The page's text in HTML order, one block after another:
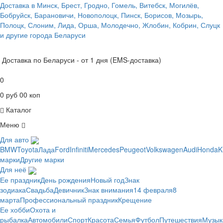
Доставка в Минск, Брест, Гродно, Гомель, Витебск, Могилёв,
Бобруйск, Барановичи, Новополоцк, Пинск, Борисов, Мозырь,
Полоцк, Слоним, Лида, Орша, Молодечно, Жлобин, Кобрин, Слуцк
и другие города Беларуси
Доставка по Беларуси - от 1 дня (EMS-доставка)
0
0 руб 00 коп
Каталог
Меню
Для авто
BMWToyotaЛадаFordInfinitiMercedesPeugeotVolkswagenAudiHonda
маркиДругие марки
Для неё
Ее праздникДень рожденияНовый годЗнак
зодиакаСвадьбаДевичникЗнак внимания14 февраля8
мартаПрофессиональный праздникКрещение
Ее хоббиОхота и
рыбалкаАвтомобилиСпортКрасотаСемьяФутболПутешествия